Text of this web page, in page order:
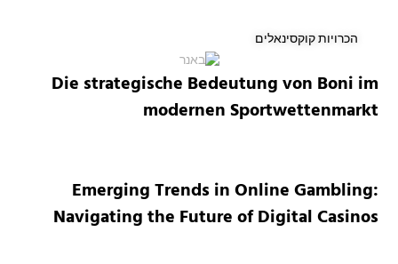
הכרויות קוקסינאלים
Die strategische Bedeutung von Boni im
modernen Sportwettenmarkt
Emerging Trends in Online Gambling:
Navigating the Future of Digital Casinos